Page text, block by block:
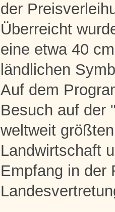
der
Überreicht
eine etwa 40
ländlichen
Auf dem
Besuch auf der
weltweit
Landwirtschaft
Empfang in der